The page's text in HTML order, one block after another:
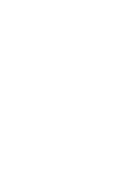
цветущей летом
и природных сил,